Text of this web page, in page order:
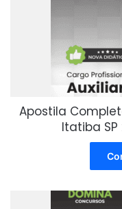
Apostila
Itatiba SP